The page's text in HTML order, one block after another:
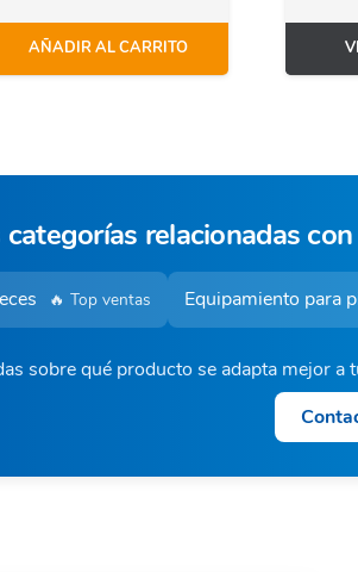
AÑADIR AL CARRITO
categorías relacionadas
🔥 Top ventas Equipamiento para
sobre qué producto se adapta mejor